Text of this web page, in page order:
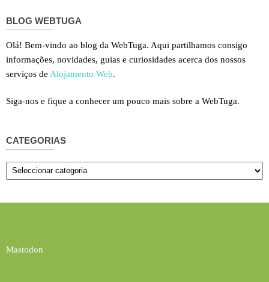
BLOG WEBTUGA
Olá! Bem-vindo ao blog da WebTuga. Aqui partilhamos consigo
informações, novidades, guias e curiosidades acerca dos nossos
serviços de Alojamento Web.
Siga-nos e fique a conhecer um pouco mais sobre a WebTuga.
CATEGORIAS
Categorias
Mastodon